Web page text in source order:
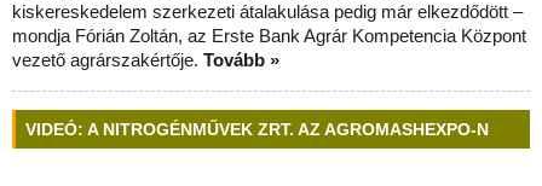
kiskereskedelem szerkezeti átalakulása pedig már elkezdődött –
mondja Fórián Zoltán, az Erste Bank Agrár Kompetencia Központ
vezető agrárszakértője. Tovább »
VIDEÓ: A NITROGÉNMŰVEK ZRT. AZ AGROMASHEXPO-N